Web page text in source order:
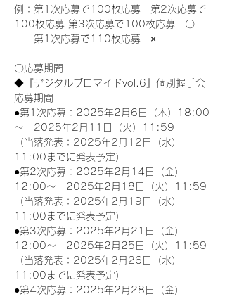
例：第1次応募で100枚応募　第2次応募で
100枚応募 第3次応募で100枚応募　〇
第1次応募で110枚応募　×
〇応募期間
◆『デジタルブロマイドvol.6』個別握手会
応募期間
●第1次応募：2025年2月6日（木）18:00
～　2025年2月11日（火）11:59
（当落発表：2025年2月12日（水）
11:00までに発表予定）
●第2次応募：2025年2月14日（金）
12:00～　2025年2月18日（火）11:59
（当落発表：2025年2月19日（水）
11:00までに発表予定）
●第3次応募：2025年2月21日（金）
12:00～　2025年2月25日（火）11:59
（当落発表：2025年2月26日（水）
11:00までに発表予定）
●第4次応募：2025年2月28日（金）